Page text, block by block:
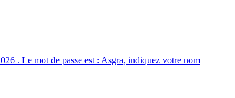
. Le mot de passe est : Asgra, indiquez votre nom